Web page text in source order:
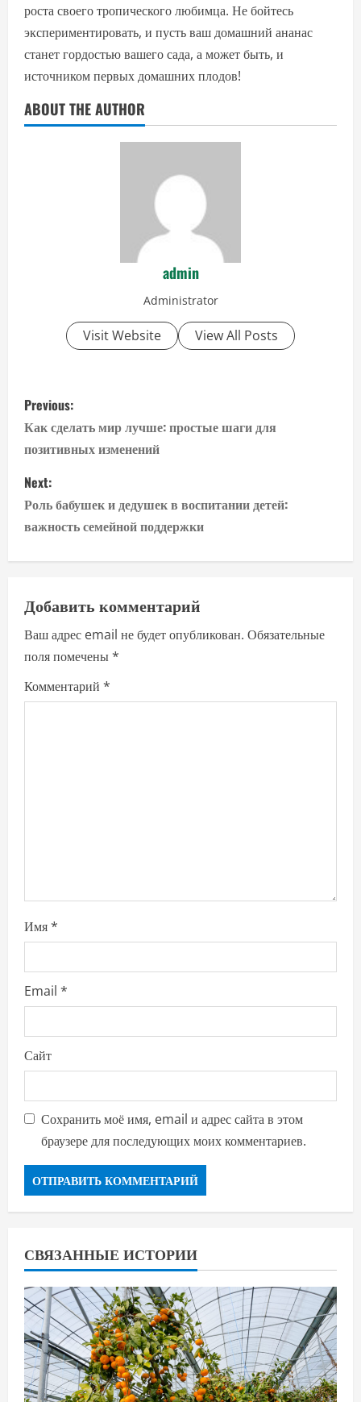
роста своего тропического любимца. Не бойтесь
экспериментировать, и пусть ваш домашний ананас
станет гордостью вашего сада, а может быть, и
источником первых домашних плодов!
ABOUT THE AUTHOR
admin
Administrator
Visit Website View All Posts
P
o
s
t
n
a
v
i
g
a
Previous:
Как сделать мир лучше: простые шаги для
позитивных изменений
Next:
Роль бабушек и дедушек в воспитании детей:
важность семейной поддержки
Добавить комментарий
Ваш адрес email не будет опубликован. Обязательные
поля помечены*
Комментарий *
Имя*
Email *
Сайт
Сохранить моё имя, email и адрес сайта в этом
браузере для последующих моих комментариев.
СВЯЗАННЫЕ ИСТОРИИ